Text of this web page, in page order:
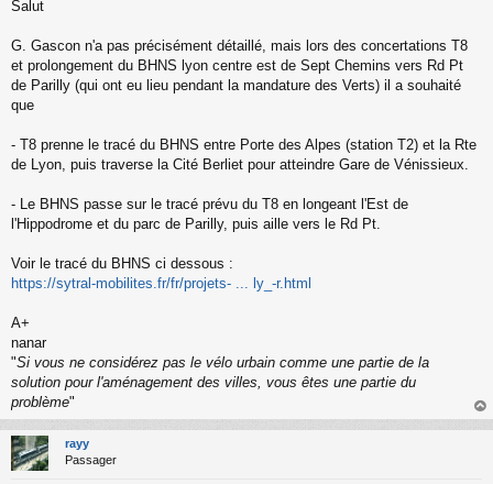
e
g
e
n
n
u
Salut
G. Gascon n'a pas précisément détaillé, mais lors des concertations T8
et prolongement du BHNS lyon centre est de Sept Chemins vers Rd Pt
de Parilly (qui ont eu lieu pendant la mandature des Verts) il a souhaité
que
- T8 prenne le tracé du BHNS entre Porte des Alpes (station T2) et la Rte
de Lyon, puis traverse la Cité Berliet pour atteindre Gare de Vénissieux.
- Le BHNS passe sur le tracé prévu du T8 en longeant l'Est de
l'Hippodrome et du parc de Parilly, puis aille vers le Rd Pt.
Voir le tracé du BHNS ci dessous :
https://sytral-mobilites.fr/fr/projets- ... ly_-r.html
A+
nanar
"Si vous ne considérez pas le vélo urbain comme une partie de la
solution pour l'aménagement des villes, vous êtes une partie du
problème"
au
rayy
Passager